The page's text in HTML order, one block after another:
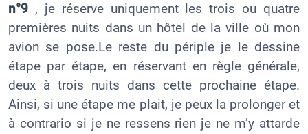
n°9 , je réserve uniquement les trois ou quatre
premières nuits dans un hôtel de la ville où mon
avion se pose.Le reste du périple je le dessine
étape par étape, en réservant en règle générale,
deux à trois nuits dans cette prochaine étape.
Ainsi, si une étape me plait, je peux la prolonger et
à contrario si je ne ressens rien je ne m’y attarde